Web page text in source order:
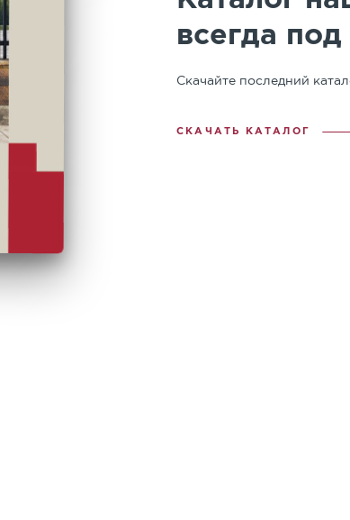
всегда
Скачайте последний
СКАЧАТЬ КАТАЛОГ